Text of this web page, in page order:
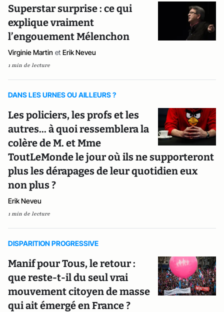
Superstar surprise : ce qui
explique vraiment
l’engouement Mélenchon
Virginie Martin et Erik Neveu
1 min de lecture
DANS LES URNES OU AILLEURS ?
Les policiers, les profs et les
autres... à quoi ressemblera la
colère de M. et Mme
ToutLeMonde le jour où ils ne supporteront
plus les dérapages de leur quotidien eux
non plus ?
Erik Neveu
1 min de lecture
DISPARITION PROGRESSIVE
Manif pour Tous, le retour :
que reste-t-il du seul vrai
mouvement citoyen de masse
qui ait émergé en France ?